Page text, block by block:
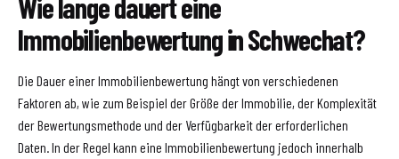
Immobilienbewertung in Schwechat?
Die Dauer einer Immobilienbewertung hängt von verschiedenen
Faktoren ab, wie zum Beispiel der Größe der Immobilie, der Komplexität
der Bewertungsmethode und der Verfügbarkeit der erforderlichen
Daten. In der Regel kann eine Immobilienbewertung jedoch innerhalb